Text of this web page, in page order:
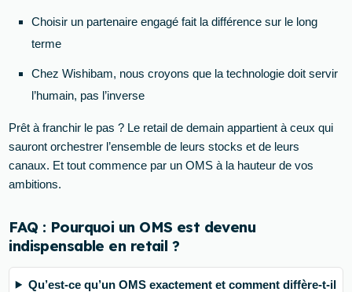
Choisir un partenaire engagé fait la différence sur le long
terme
Chez Wishibam, nous croyons que la technologie doit servir
l’humain, pas l’inverse
Prêt à franchir le pas ? Le retail de demain appartient à ceux qui
sauront orchestrer l’ensemble de leurs stocks et de leurs
canaux. Et tout commence par un OMS à la hauteur de vos
ambitions.
FAQ : Pourquoi un OMS est devenu
indispensable en retail ?
Qu’est-ce qu’un OMS exactement et comment diffère-t-il